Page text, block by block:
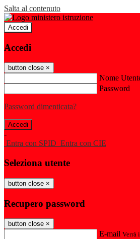
Salta al contenuto
Accedi
Accedi
button close ×
Nome
Password
Password dimenticata?
-
Entra con SPID Entra con CIE
Seleziona utente
button close ×
Recupero password
button close ×
E-mail Verrà